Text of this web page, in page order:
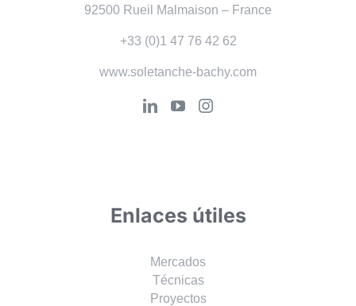
92500 Rueil Malmaison – France
+33 (0)1 47 76 42 62
www.soletanche-bachy.com
Enlaces útiles
Mercados
Técnicas
Proyectos